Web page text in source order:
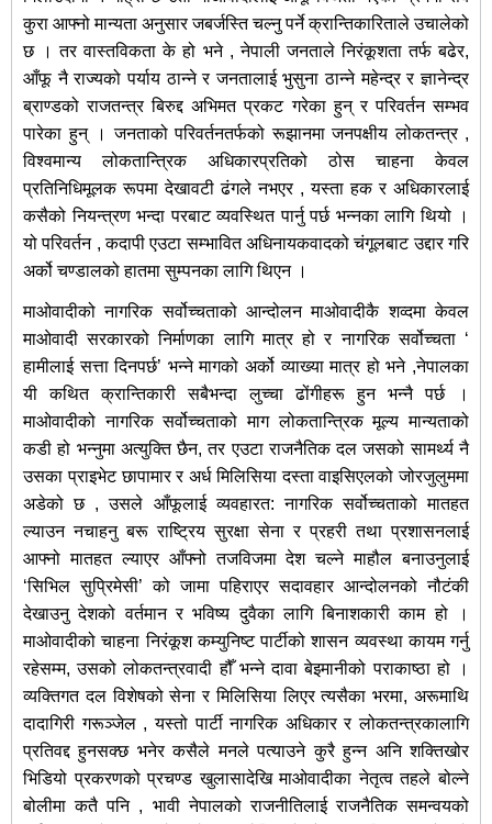
कुरा आफ्नो मान्यता अनुसार जबर्जस्ति चल्नु पर्ने क्रान्तिकारिताले उचालेको
छ । तर वास्तविकता के हो भने , नेपाली जनताले निरंकूशता तर्फ बढेर,
आँफू नै राज्यको पर्याय ठान्ने र जनतालाई भुसुना ठान्ने महेन्द्र र ज्ञानेन्द्र
ब्राण्डको राजतन्त्र बिरुद्द अभिमत प्रकट गरेका हुन् र परिवर्तन सम्भव
पारेका हुन् । जनताको परिवर्तनतर्फको रूझानमा जनपक्षीय लोकतन्त्र ,
विश्वमान्य लोकतान्त्रिक अधिकारप्रतिको ठोस चाहना केवल
प्रतिनिधिमूलक रूपमा देखावटी ढंगले नभएर , यस्ता हक र अधिकारलाई
कसैको नियन्त्रण भन्दा परबाट व्यवस्थित पार्नु पर्छ भन्नका लागि थियो ।
यो परिवर्तन , कदापी एउटा सम्भावित अधिनायकवादको चंगूलबाट उद्दार गरि
अर्को चण्डालको हातमा सुम्पनका लागि थिएन ।
माओवादीको नागरिक सर्वोच्चताको आन्दोलन माओवादीकै शव्दमा केवल
माओवादी सरकारको निर्माणका लागि मात्र हो र नागरिक सर्वोच्चता ‘
हामीलाई सत्ता दिनपर्छ’ भन्ने मागको अर्को व्याख्या मात्र हो भने ,नेपालका
यी कथित क्रान्तिकारी सबैभन्दा लुच्चा ढोंगीहरू हुन भन्नै पर्छ ।
माओवादीको नागरिक सर्वोच्चताको माग लोकतान्त्रिक मूल्य मान्यताको
कडी हो भन्नुमा अत्युक्ति छैन, तर एउटा राजनैतिक दल जसको सामर्थ्य नै
उसका प्राइभेट छापामार र अर्ध मिलिसिया दस्ता वाइसिएलको जोरजुलुममा
अडेको छ , उसले आँफूलाई व्यवहारत: नागरिक सर्वोच्चताको मातहत
ल्याउन नचाहनु बरू राष्ट्रिय सुरक्षा सेना र प्रहरी तथा प्रशासनलाई
आफ्नो मातहत ल्याएर आँफ्नो तजविजमा देश चल्ने माहौल बनाउनुलाई
‘सिभिल सुप्रिमेसी’ को जामा पहिराएर सदावहार आन्दोलनको नौटंकी
देखाउनु देशको वर्तमान र भविष्य दुवैका लागि बिनाशकारी काम हो ।
माओवादीको चाहना निरंकूश कम्युनिष्ट पार्टीको शासन व्यवस्था कायम गर्नु
रहेसम्म, उसको लोकतन्त्रवादी हौँ भन्ने दावा बेइमानीको पराकाष्ठा हो ।
व्यक्तिगत दल विशेषको सेना र मिलिसिया लिएर त्यसैका भरमा, अरूमाथि
दादागिरी गरूञ्जेल , यस्तो पार्टी नागरिक अधिकार र लोकतन्त्रकालागि
प्रतिवद्द हुनसक्छ भनेर कसैले मनले पत्याउने कुरै हुन्न अनि शक्तिखोर
भिडियो प्रकरणको प्रचण्ड खुलासादेखि माओवादीका नेतृत्व तहले बोल्ने
बोलीमा कतै पनि , भावी नेपालको राजनीतिलाई राजनैतिक समन्वयको